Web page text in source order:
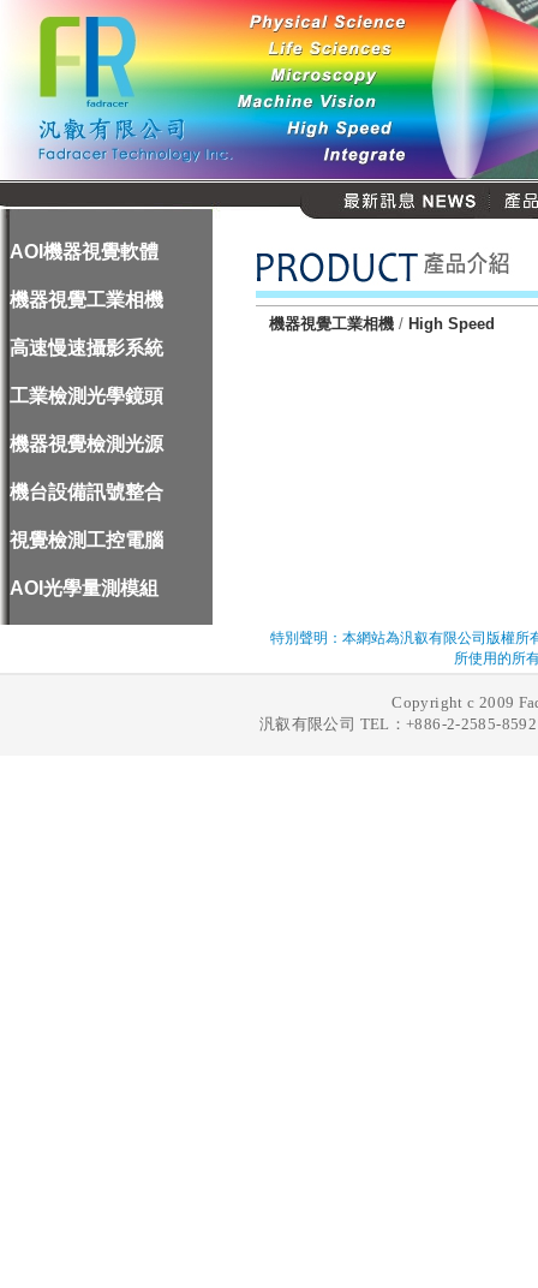
AOI機器視覺軟體
機器視覺工業相機
高速慢速攝影系統
工業檢測光學鏡頭
機器視覺檢測光源
機台設備訊號整合
視覺檢測工控電腦
AOI光學量測模組
機器視覺工業相機 / High Speed
特別聲明：本網站為汎叡有限公司版權
所使用的所
Copyright c 2009
汎叡有限公司 TEL：+886-2-2585-